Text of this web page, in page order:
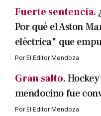
Fuerte sentencia.
Por qué el Aston
eléctrica" que
PorEl Editor Mendoza
Gran salto.
mendocino fue
PorEl Editor Mendoza